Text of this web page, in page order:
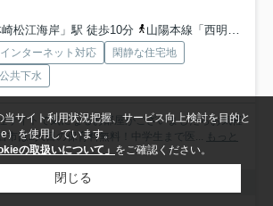
松江海岸」駅 徒歩10分
山陽本線「西明石」駅 徒歩24分
インターネット対応
閑静な住宅地
公共下水
サイトで気になるお部屋がございましたらお気軽
市は2人目の保育料無料！中学生まで医...
もっと
サイト利用状況把握、サービス向上検討を目的と
）を使用しています。
の取扱いについて」 をご確認ください。
閉じる